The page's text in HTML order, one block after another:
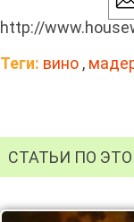
http://
Теги: вино ,
СТАТЬИ ПО